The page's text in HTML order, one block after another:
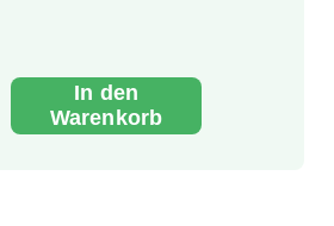
In den
Warenkorb